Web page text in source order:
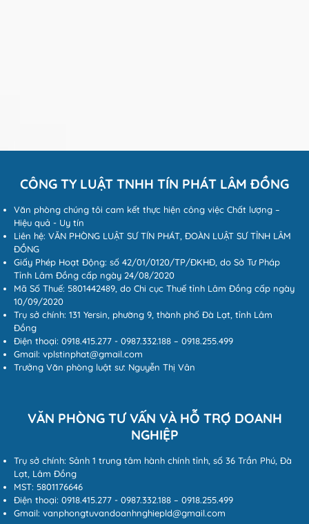
CÔNG TY LUẬT TNHH TÍN PHÁT LÂM ĐỒNG
Văn phòng chúng tôi cam kết thực hiện công việc Chất lượng –
Hiệu quả - Uy tín
Liên hệ: VĂN PHÒNG LUẬT SƯ TÍN PHÁT, ĐOÀN LUẬT SƯ TỈNH LÂM
ĐỒNG
Giấy Phép Hoạt Động: số 42/01/0120/TP/ĐKHĐ, do Sở Tư Pháp
Tỉnh Lâm Đồng cấp ngày 24/08/2020
Mã Số Thuế: 5801442489, do Chi cục Thuế tỉnh Lâm Đồng cấp ngày
10/09/2020
Trụ sở chính: 131 Yersin, phường 9, thành phố Đà Lạt, tỉnh Lâm
Đồng
Điện thoại: 0918.415.277 - 0987.332.188 – 0918.255.499
Gmail: vplstinphat@gmail.com
Trưởng Văn phòng luật sư: Nguyễn Thị Vân
VĂN PHÒNG TƯ VẤN VÀ HỖ TRỢ DOANH
NGHIỆP
Trụ sở chính: Sảnh 1 trung tâm hành chính tỉnh, số 36 Trần Phú, Đà
Lạt, Lâm Đồng
MST: 5801176646
Điện thoại: 0918.415.277 - 0987.332.188 – 0918.255.499
Gmail: vanphongtuvandoanhnghiepld@gmail.com